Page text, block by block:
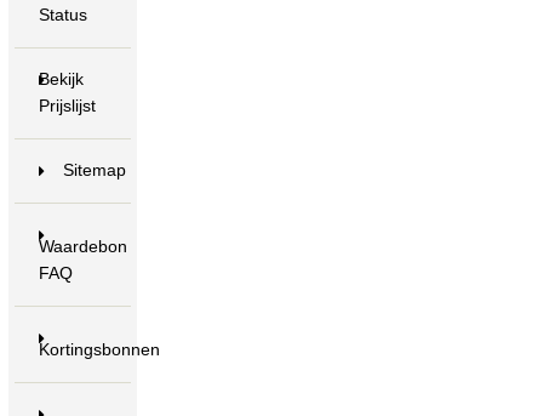
Status
Bekijk
Prijslijst
Sitemap
Waardebon
FAQ
Kortingsbonnen